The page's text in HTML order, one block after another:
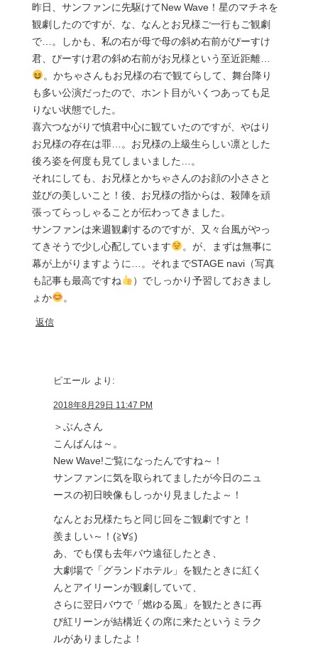
昨日、サンファンに先駆けてNew Wave！星のマチネを
観劇したのですが、な、なんとお兄様ご一行もご観劇
で…。しかも、私の右が母で母の斜め右前がぴーすけ
君、ぴーすけ君の斜め右前がお兄様という至近距離…
。かちゃさんもお兄様の右で観てらして、舞台降り
も多い公演だったので、ホント目がいくつあっても足
りない状態でした。
喜六つながりで慎君中心に観ていたのですが、やはり
お兄様の存在は罪…。お兄様の上級生らしい凛とした
後ろ姿を何度も見てしまいました…。
それにしても、お兄様とかちゃさんのお顔の小ささと
並びの美しいこと！後、お兄様の指からは、殺陣を頑
張ってらっしゃることが伝わってきました。
サンファンは来週観劇するのですが、又々台風がやっ
てきそうで少し心配しています
。が、まずは無事に
幕が上がりますように…。それまでSTAGE navi（写真
も記事も最高ですね
）でしっかり予習しておきまし
ょか
。
返信
ピエール より:
2018年8月29日 11:47 PM
＞ぶんさん
こんばんは～。
New Wave!ご覧になったんですね～！
サンファンに気を取られてましたが今日のニュ
ースの初日映像もしっかり見ましたよ～！
なんとお兄様たちと同じ回をご観劇ですと！
羨ましい～！(≧∀≦)
あ、でも僕も去年バウ遠征したとき、
大劇場で「グランドホテル」を観たときに紅く
んとアイリーンが観劇していて、
さらに翌日バウで「燃ゆる風」を観たときに再
び紅リーンが結構近くの席に来たというミラク
ルがありましたよ！